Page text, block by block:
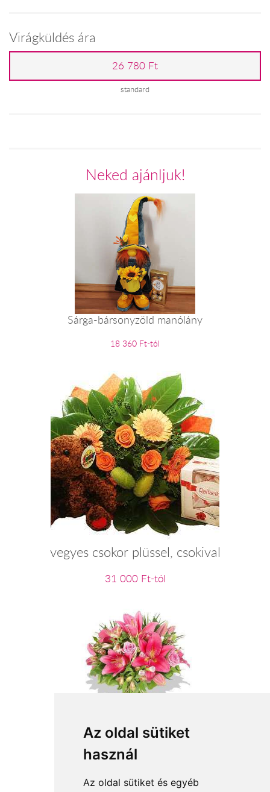
Az oldal sütiket
használ
Az oldal sütiket és egyéb
Virágküldés ára
26 780 Ft
standard
Neked ajánljuk!
Sárga-bársonyzöld manólány
18 360 Ft-tól
vegyes csokor plüssel, csokival
31 000 Ft-tól
Mennyire mérges?
28 800 Ft-tól